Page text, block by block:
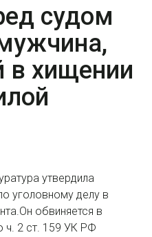
судом
хищении
утвердила
уголовному делу в
обвиняется в
ч. 2 ст. 159 УК РФ